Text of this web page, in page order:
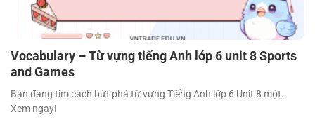
Vocabulary – Từ vựng tiếng Anh lớp 6 unit 8 Sports
and Games
Bạn đang tìm cách bứt phá từ vựng Tiếng Anh lớp 6 Unit 8 một.
Xem ngay!